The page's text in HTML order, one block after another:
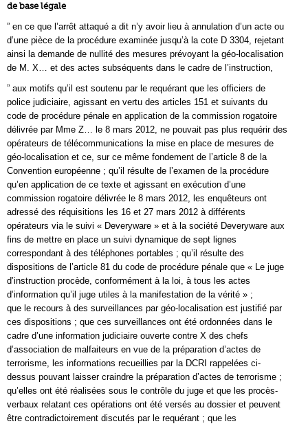
de base légale
” en ce que l’arrêt attaqué a dit n’y avoir lieu à annulation d’un acte ou
d’une pièce de la procédure examinée jusqu’à la cote D 3304, rejetant
ainsi la demande de nullité des mesures prévoyant la géo-localisation
de M. X… et des actes subséquents dans le cadre de l’instruction,
” aux motifs qu’il est soutenu par le requérant que les officiers de
police judiciaire, agissant en vertu des articles 151 et suivants du
code de procédure pénale en application de la commission rogatoire
délivrée par Mme Z… le 8 mars 2012, ne pouvait pas plus requérir des
opérateurs de télécommunications la mise en place de mesures de
géo-localisation et ce, sur ce même fondement de l’article 8 de la
Convention européenne ; qu’il résulte de l’examen de la procédure
qu’en application de ce texte et agissant en exécution d’une
commission rogatoire délivrée le 8 mars 2012, les enquêteurs ont
adressé des réquisitions les 16 et 27 mars 2012 à différents
opérateurs via le suivi « Deveryware » et à la société Deveryware aux
fins de mettre en place un suivi dynamique de sept lignes
correspondant à des téléphones portables ; qu’il résulte des
dispositions de l’article 81 du code de procédure pénale que « Le juge
d’instruction procède, conformément à la loi, à tous les actes
d’information qu’il juge utiles à la manifestation de la vérité » ;
que le recours à des surveillances par géo-localisation est justifié par
ces dispositions ; que ces surveillances ont été ordonnées dans le
cadre d’une information judiciaire ouverte contre X des chefs
d’association de malfaiteurs en vue de la préparation d’actes de
terrorisme, les informations recueillies par la DCRI rappelées ci-
dessus pouvant laisser craindre la préparation d’actes de terrorisme ;
qu’elles ont été réalisées sous le contrôle du juge et que les procès-
verbaux relatant ces opérations ont été versés au dossier et peuvent
être contradictoirement discutés par le requérant ; que les